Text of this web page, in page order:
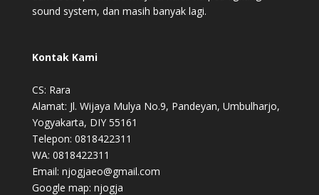
sound system, dan masih banyak lagi.
Kontak Kami
CS: Rara
Alamat: Jl. Wijaya Mulya No.9, Pandeyan, Umbulharjo,
Yogyakarta, DIY 55161
Telepon: 0818422311
WA: 0818422311
Email: njogjaeo@gmail.com
Google map: njogja